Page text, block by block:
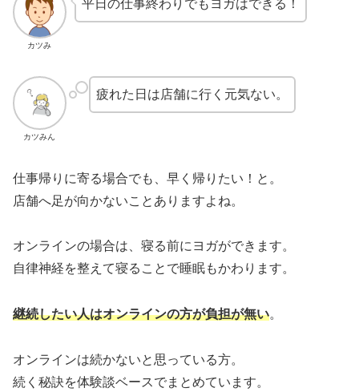
カツみ
平日の仕事終わりでもヨガはできる！
カツみん
疲れた日は店舗に行く元気ない。
仕事帰りに寄る場合でも、早く帰りたい！と。
店舗へ足が向かないことありますよね。
オンラインの場合は、寝る前にヨガができます。
自律神経を整えて寝ることで睡眠もかわります。
継続したい人はオンラインの方が負担が無い。
オンラインは続かないと思っている方。
続く秘訣を体験談ベースでまとめています。